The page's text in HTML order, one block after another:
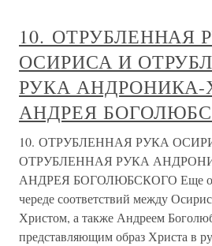
10. ОТРУБЛЕННАЯ
ОСИРИСА И
РУКА АНДРОНИКА-
АНДРЕЯ
10. ОТРУБЛЕННАЯ РУКА
ОТРУБЛЕННАЯ РУКА
АНДРЕЯ БОГОЛЮБСКОГО Еще
череде соответствий между
Христом, а также Андреем
представляющим образ Христа в